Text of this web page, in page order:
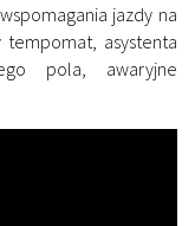
jazdy na
tempomat, asystenta
pola, awaryjne